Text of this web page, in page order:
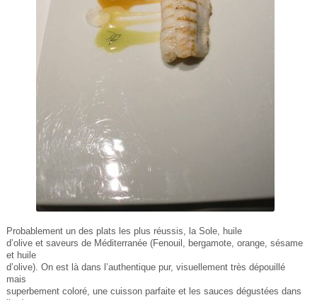
Probablement un des plats les plus réussis, la Sole, huile
d’olive et saveurs de Méditerranée (Fenouil, bergamote, orange, sésame
et huile
d’olive). On est là dans l’authentique pur, visuellement très dépouillé
mais
superbement coloré, une cuisson parfaite et les sauces dégustées dans